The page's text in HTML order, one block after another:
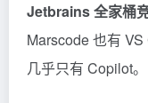
Jetbrains 全家桶
Marscode 也有 VS
几乎只有 Copilot。